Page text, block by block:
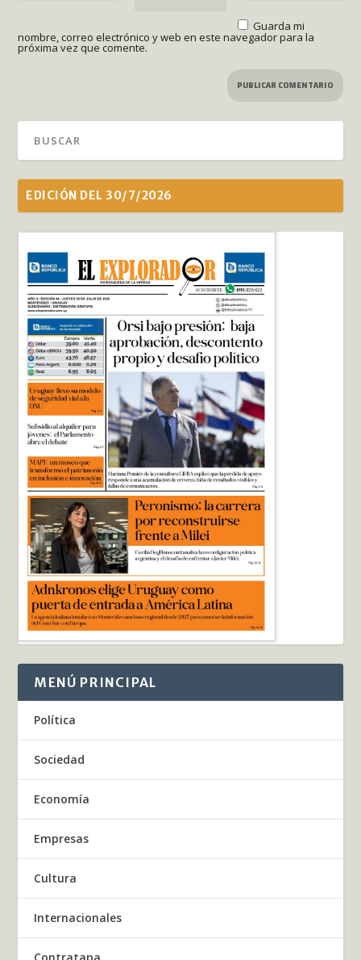
Guarda mi
nombre, correo electrónico y web en este navegador para la
próxima vez que comente.
EDICIÓN DEL 30/7/2026
MENÚ PRINCIPAL
Política
Sociedad
Economía
Empresas
Cultura
Internacionales